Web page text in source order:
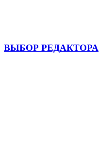
ВЫБОР РЕДАКТОРА